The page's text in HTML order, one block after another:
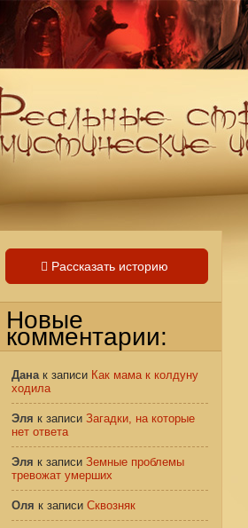
Рассказать историю
Новые
комментарии:
Данак записи Как мама к колдуну
ходила
Эля к записи Загадки, на которые
нет ответа
Эля к записи Земные проблемы
тревожат умерших
Оля к записи Сквозняк